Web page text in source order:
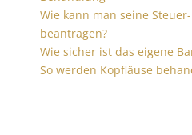
Wie kann man seine
beantragen?
Wie sicher ist das eigene
So werden Kopfläuse